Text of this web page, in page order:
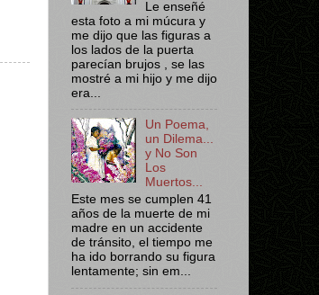
Le enseñé
esta foto a mi múcura y
me dijo que las figuras a
los lados de la puerta
parecían brujos , se las
mostré a mi hijo y me dijo
era...
Un Poema,
un Dilema...
y No Son
Los
Muertos...
Este mes se cumplen 41
años de la muerte de mi
madre en un accidente
de tránsito, el tiempo me
ha ido borrando su figura
lentamente; sin em...